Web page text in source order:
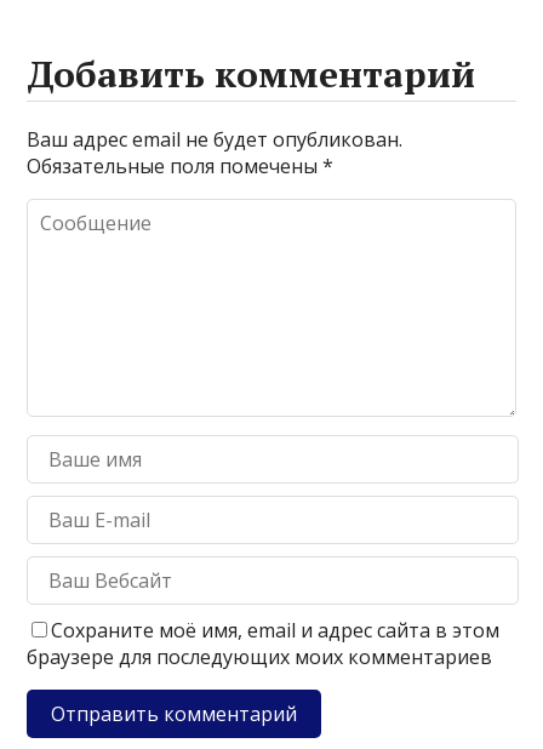
Добавить комментарий
Ваш адрес email не будет опубликован.
Обязательные поля помечены*
Сохраните моё имя, email и адрес сайта в этом
браузере для последующих моих комментариев